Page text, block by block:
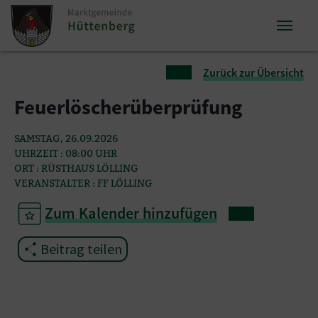
Zum Inhalt springen
Zum Seitenende springen
Zurück zur Übersicht
Feuerlöscherüberprüfung
SAMSTAG, 26.09.2026
UHRZEIT : 08:00 UHR
ORT : RÜSTHAUS LÖLLING
VERANSTALTER : FF LÖLLING
Zum Kalender hinzufügen
Beitrag teilen